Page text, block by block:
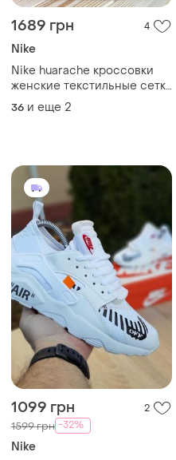
1689 грн 4
Nike
Nike huarache кроссовки
женские текстильные сетка
легкие, отличное качество
весенние летние
36 и еще 2
1099 грн 2
1599 грн -32%
Nike